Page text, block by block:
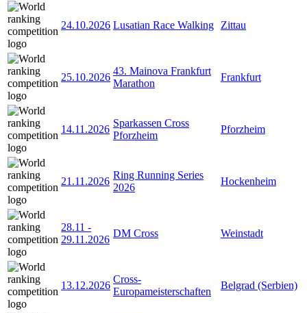
24.10.2026 Lusatian Race Walking Zittau
25.10.2026
43. Mainova Frankfurt
Marathon
Frankfurt
14.11.2026
Sparkassen Cross
Pforzheim
Pforzheim
21.11.2026
Ring Running Series
2026
Hockenheim
28.11 -
29.11.2026
DM Cross Weinstadt
13.12.2026
Cross-
Europameisterschaften
Belgrad (Serbien)